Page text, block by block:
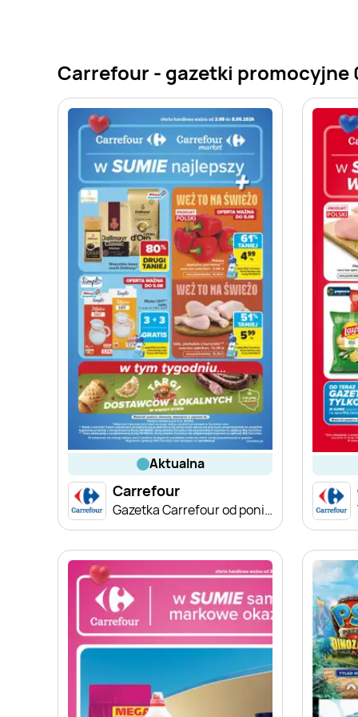
Carrefour - gazetki promocyjne
aktualna
Carrefour
Gazetka Carrefour od poniedziałku